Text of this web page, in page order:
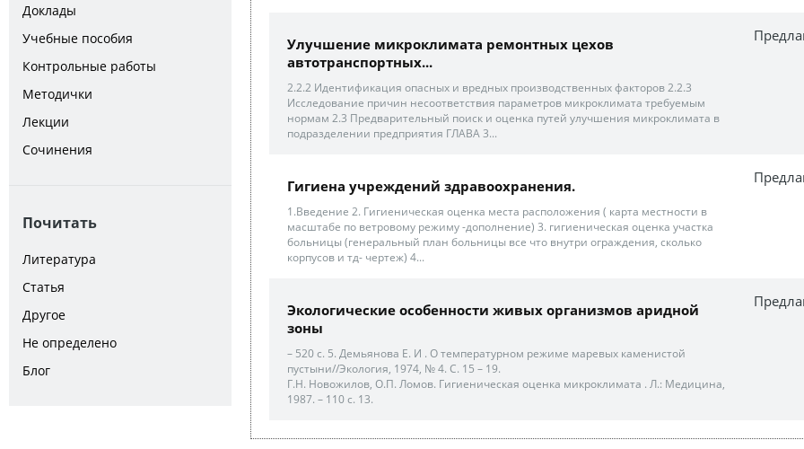
Доклады
Учебные пособия
Контрольные работы
Методички
Лекции
Сочинения
Почитать
Литература
Статья
Другое
Не определено
Блог
Улучшение микроклимата ремонтных цехов
автотранспортных...
2.2.2 Идентификация опасных и вредных производственных факторов 2.2.3
Исследование причин несоответствия параметров микроклимата требуемым
нормам 2.3 Предварительный поиск и оценка путей улучшения микроклимата в
подразделении предприятия ГЛАВА 3...
Гигиена учреждений здравоохранения.
1.Введение 2. Гигиеническая оценка места расположения ( карта местности в
масштабе по ветровому режиму -дополнение) 3. гигиеническая оценка участка
больницы (генеральный план больницы все что внутри ограждения, сколько
корпусов и тд- чертеж) 4...
Экологические особенности живых организмов аридной
зоны
– 520 с. 5. Демьянова Е. И . О температурном режиме маревых каменистой
пустыни//Экология, 1974, № 4. С. 15 – 19.
Г.Н. Новожилов, О.П. Ломов. Гигиеническая оценка микроклимата . Л.: Медицина,
1987. – 110 с. 13.